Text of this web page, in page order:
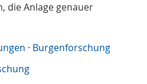
die Anlage genauer
· Burgenforschung